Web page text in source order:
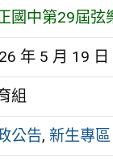
國中第29屆弦
年 5 月 19 日
組
公告, 新生專區